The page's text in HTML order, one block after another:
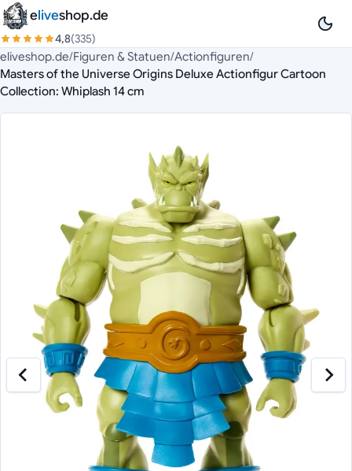
Zum Inhalt springen
eliveshop.de
4,8(335)
eliveshop.de/Figuren & Statuen/Actionfiguren/
Masters of the Universe Origins Deluxe Actionfigur Cartoon
Collection: Whiplash 14 cm